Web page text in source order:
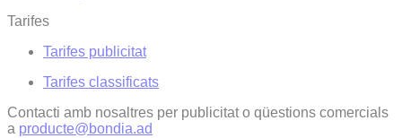
Tarifes
Tarifes publicitat
Tarifes classificats
Contacti amb nosaltres per publicitat o qüestions comercials
a producte@bondia.ad